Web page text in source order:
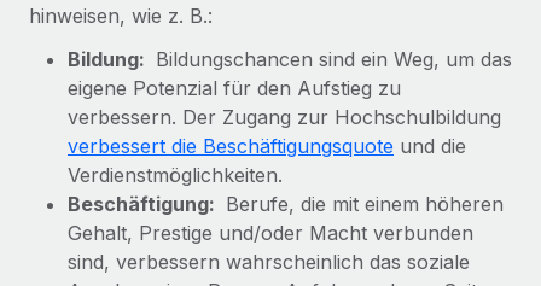
Integrationen
Tools
DIENSTLEISTUNGEN
Frag unsere Expert:innen
Hilfe von Expert:innen für globale HR & Compliance
Background-Checks
Flexible Einbettung von Global-HR-Funktionen in deine
Partner werden
Entdecke die Möglichkeiten einer Partnerschaft
Remote Build Demnächst verfügbar
Beratung zu Integrationen und KI-Automatisierung
FALLSTUDIEN
Webinare
Events
Newsroom
Informationen zu Gehältern und Qualifikationen
Insights Center
Hol dir Unterstützung
中文（简体）
hinweisen, wie z. B.:
Bildung: Bildungschancen sind ein Weg, um das
eigene Potenzial für den Aufstieg zu
verbessern. Der Zugang zur Hochschulbildung
verbessert die Beschäftigungsquote und die
Verdienstmöglichkeiten.
Beschäftigung: Berufe, die mit einem höheren
Gehalt, Prestige und/oder Macht verbunden
sind, verbessern wahrscheinlich das soziale